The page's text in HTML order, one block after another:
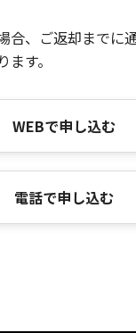
合、ご返却までに
す。
WEBで申し込む
電話で申し込む